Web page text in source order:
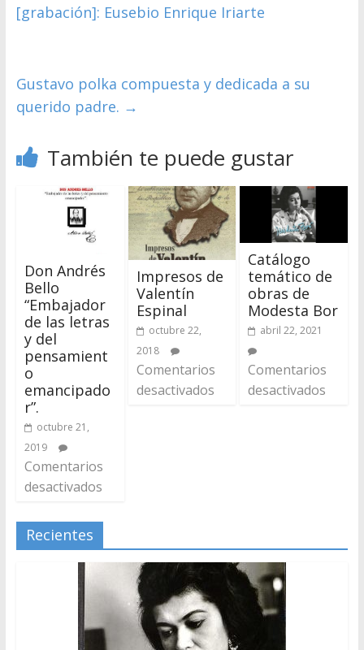
[grabación]: Eusebio Enrique Iriarte
Gustavo polka compuesta y dedicada a su
querido padre. →
También te puede gustar
Don Andrés
Bello
“Embajador
de las letras
y del
pensamient
o
emancipado
r”.
octubre 21,
2019
Comentarios
desactivados
Impresos de
Valentín
Espinal
octubre 22,
2018
Comentarios
desactivados
Catálogo
temático de
obras de
Modesta Bor
abril 22, 2021
Comentarios
desactivados
Recientes